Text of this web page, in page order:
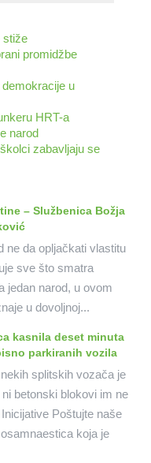
stiže
promidžbe
u
HRT-a
narod
zabavljaju se
– Službenica Božja
ne da opljačkati vlastitu
sve što smatra
jedan narod, u ovom
u dovoljnoj...
kasnila deset minuta
parkiranih vozila
splitskih vozača je
betonski blokovi im ne
Poštujte naše
koja je